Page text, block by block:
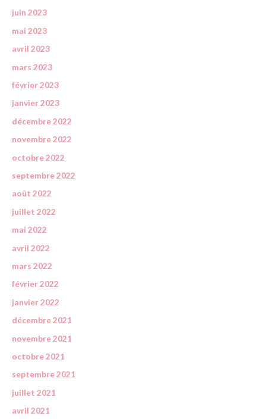
juin 2023
mai 2023
avril 2023
mars 2023
février 2023
janvier 2023
décembre 2022
novembre 2022
octobre 2022
septembre 2022
août 2022
juillet 2022
mai 2022
avril 2022
mars 2022
février 2022
janvier 2022
décembre 2021
novembre 2021
octobre 2021
septembre 2021
juillet 2021
avril 2021